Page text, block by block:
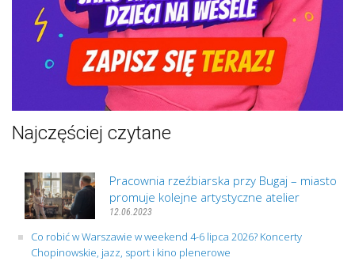
Najczęściej czytane
Pracownia rzeźbiarska przy Bugaj – miasto
promuje kolejne artystyczne atelier
12.06.2023
Co robić w Warszawie w weekend 4-6 lipca 2026? Koncerty
Chopinowskie, jazz, sport i kino plenerowe